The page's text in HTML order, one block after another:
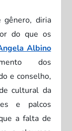
gênero, diria
do que os
Albino
dos
e conselho,
cultural da
e palcos
a falta de